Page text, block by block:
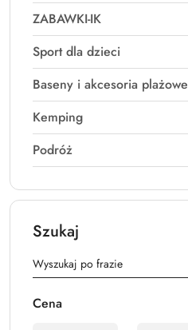
ZABAWKI-IK
Sport dla dzieci
Baseny i akcesoria plażowe
Kemping
Podróż
Szukaj
Cena